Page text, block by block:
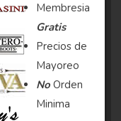
Membresia
Gratis
Precios de
Mayoreo
No Orden
Minima